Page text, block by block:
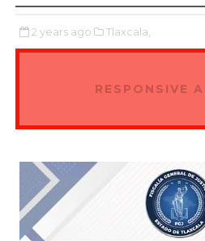
2 years ago Tlaxcala,
RESPONSIVE